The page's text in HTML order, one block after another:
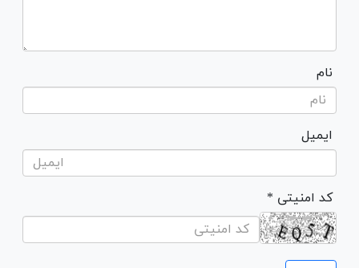
نام
ایمیل
* کد امنیتی